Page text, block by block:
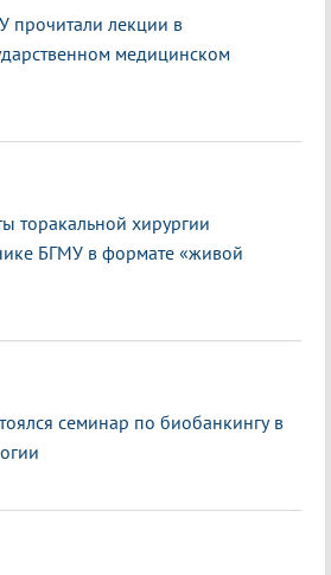
прочитали лекции в
медицинском
торакальной хирургии
БГМУ в формате «живой
семинар по биобанкингу в